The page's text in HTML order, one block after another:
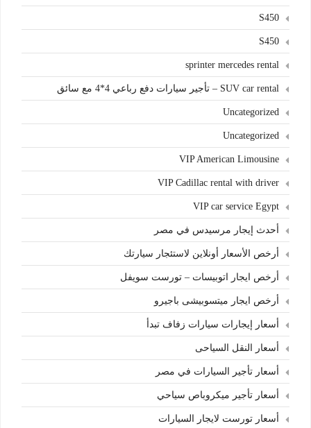
S450
S450
sprinter mercedes rental
SUV car rental – تأجير سيارات دفع رباعي 4*4 مع سائق
Uncategorized
Uncategorized
VIP American Limousine
VIP Cadillac rental with driver
VIP car service Egypt
أحدث إيجار مرسيدس في مصر
أرخص الأسعار أونلاين لاستئجار سيارتك
أرخص ايجار اتوبيسات – تورست سويفل
أرخص ايجار ميتسوبيشى باجيرو
أسعار إيجارات سيارات زفاف تبدأ
أسعار النقل السياحى
أسعار تأجير السيارات في مصر
أسعار تأجير ميكروباص سياحي
أسعار تورست لايجار السيارات